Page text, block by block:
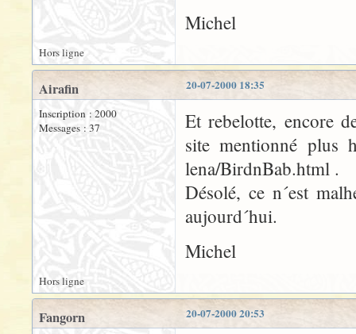
Michel
Hors ligne
20-07-2000 18:35
Airafin
Inscription : 2000
Messages : 37
Et rebelotte, encore
site mentionné plus
lena/BirdnBab.html .
Désolé, ce n´est
aujourd´hui.
Michel
Hors ligne
20-07-2000 20:53
Fangorn